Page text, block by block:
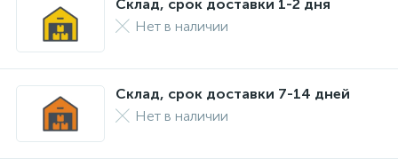
Склад, срок доставки 1-2 дня
Нет в наличии
Склад, срок доставки 7-14 дней
Нет в наличии